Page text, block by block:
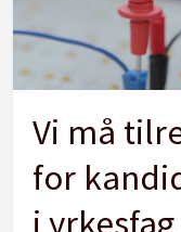
Vi må
for